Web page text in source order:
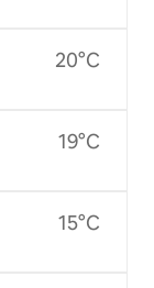
20°C
19°C
15°C